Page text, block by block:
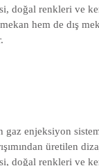
doğal renkleri ve
hem de dış
gaz enjeksiyon
üretilen
doğal renkleri ve